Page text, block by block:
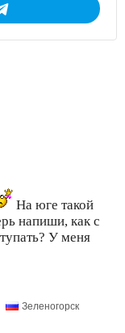
На юге такой
напиши, как с
У меня
Зеленогорск